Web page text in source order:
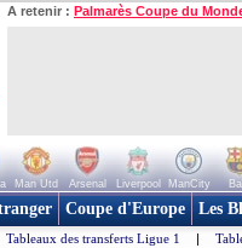
A retenir : Palmarès Coupe du
Man Utd Arsenal Liverpool ManCity
Coupe d'Europe Les
Tableaux des transferts Ligue 1 |